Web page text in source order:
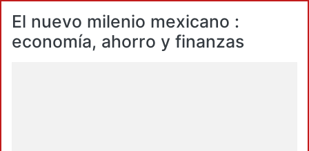
El nuevo milenio mexicano :
economía, ahorro y finanzas